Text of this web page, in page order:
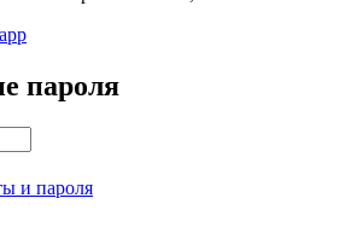
пароля
и пароля